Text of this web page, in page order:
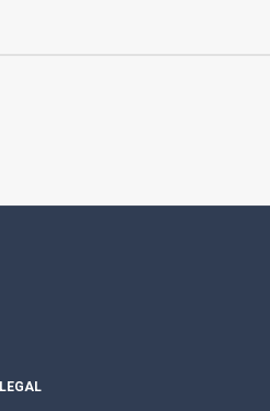
LEGAL